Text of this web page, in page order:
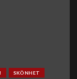
SKÖNHET